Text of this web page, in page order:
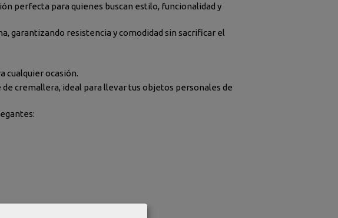
perfecta para quienes buscan estilo, funcionalidad y
garantizando resistencia y comodidad sin sacrificar el
cualquier ocasión.
cremallera, ideal para llevar tus objetos personales de